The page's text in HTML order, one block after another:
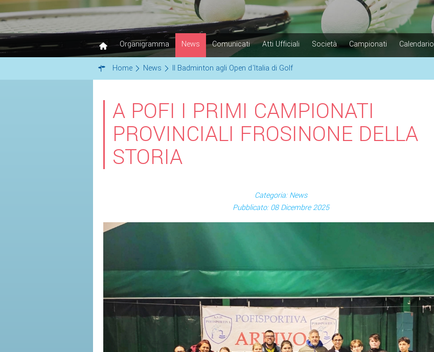
Organigramma News Comunicati Atti Ufficiali Società Campionati Calendario
Home News Il Badminton agli Open d'Italia di Golf
A POFI I PRIMI CAMPIONATI
PROVINCIALI FROSINONE DELLA
STORIA
Categoria: News
Pubblicato: 08 Dicembre 2025